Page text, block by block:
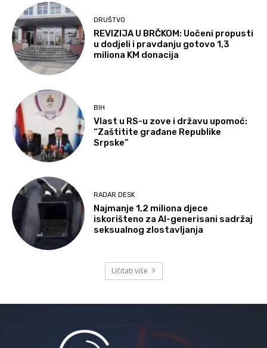
DRUŠTVO
REVIZIJA U BRČKOM: Uočeni propusti
u dodjeli i pravdanju gotovo 1,3
miliona KM donacija
BIH
Vlast u RS-u zove i državu upomoć:
“Zaštitite građane Republike
Srpske”
RADAR DESK
Najmanje 1,2 miliona djece
iskorišteno za AI-generisani sadržaj
seksualnog zlostavljanja
Učitati više